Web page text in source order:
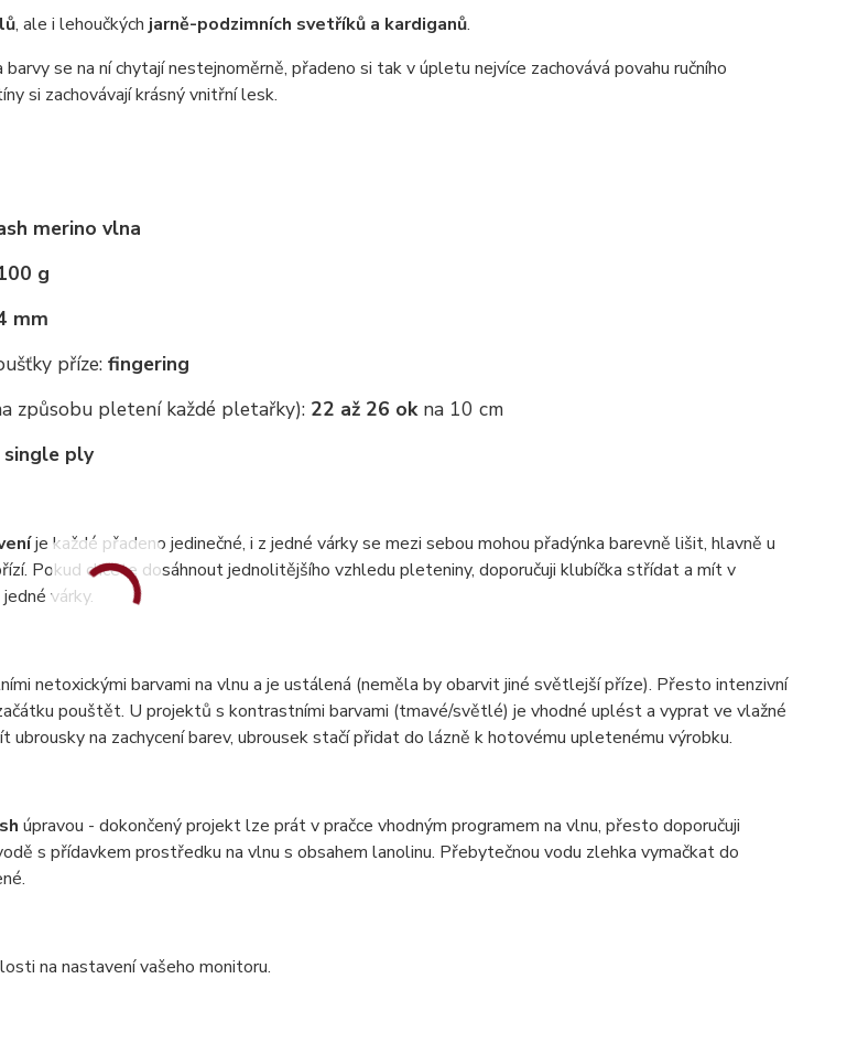
, ale i lehoučkých jarně-podzimních svetříků a kardiganů.
barvy se na ní chytají nestejnoměrně, přadeno si tak v úpletu nejvíce zachovává povahu ručního
si zachovávají krásný vnitřní lesk.
merino vlna
g
mm
příze: fingering
způsobu pletení každé pletařky): 22 až 26 okna 10 cm
single ply
je každé přadeno jedinečné, i z jedné várky se mezi sebou mohou přadýnka barevně lišit, hlavně u
Pokud chcete dosáhnout jednolitějšího vzhledu pleteniny, doporučuji klubíčka střídat a mít v
várky.
netoxickými barvami na vlnu a je ustálená (neměla by obarvit jiné světlejší příze). Přesto intenzivní
pouštět. U projektů s kontrastními barvami (tmavé/světlé) je vhodné uplést a vyprat ve vlažné
ubrousky na zachycení barev, ubrousek stačí přidat do lázně k hotovému upletenému výrobku.
úpravou - dokončený projekt lze prát v pračce vhodným programem na vlnu, přesto doporučuji
s přídavkem prostředku na vlnu s obsahem lanolinu. Přebytečnou vodu zlehka vymačkat do
na nastavení vašeho monitoru.